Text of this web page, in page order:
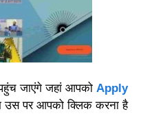
जाएंगे जहां आपको Apply
उस पर आपको क्लिक करना है